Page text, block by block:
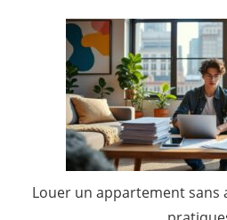
Louer un appartement sans